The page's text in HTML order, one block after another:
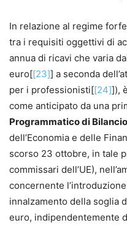
In relazione al regime
tra i requisiti oggettivi di
annua di ricavi che varia
euro[[23]] a seconda
per i professionisti[[24]]),
come anticipato da una
Programmatico di
dell’Economia e delle
scorso 23 ottobre, in tale
commissari dell’UE),
concernente
innalzamento della soglia
euro, indipendentemente